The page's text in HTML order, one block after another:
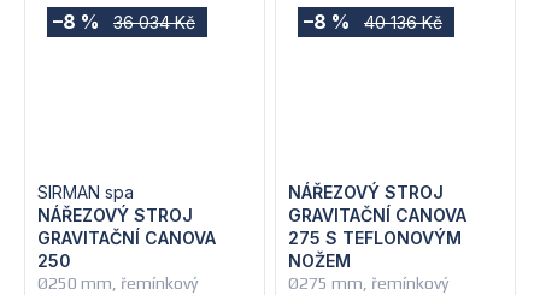
36 034 Kč
–8 %
Ø250 mm, řemínkový
NÁŘEZOVÝ STROJ
GRAVITAČNÍ CANOVA
250
SIRMAN spa
40 136 Kč
–8 %
Ø275 mm, řemínkový
NÁŘEZOVÝ STROJ
GRAVITAČNÍ CANOVA
275 S TEFLONOVÝM
NOŽEM